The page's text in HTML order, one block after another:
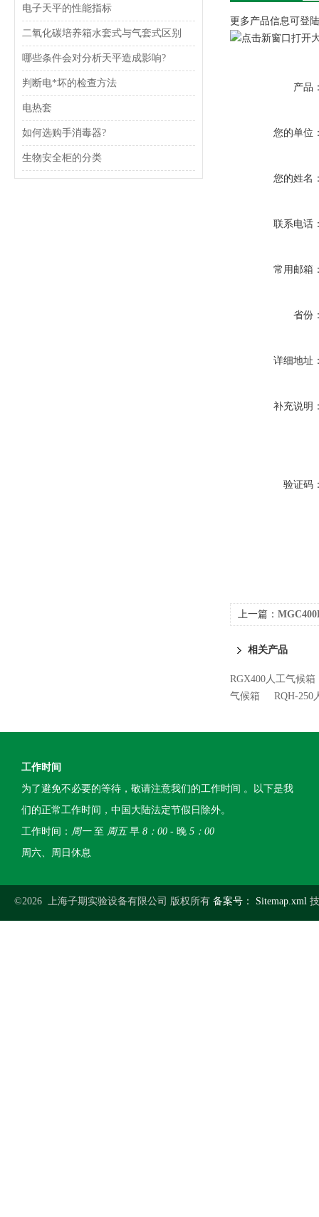
电子天平的性能指标
二氧化碳培养箱水套式与气套式区别
哪些条件会对分析天平造成影响?
判断电*坏的检查方法
电热套
如何选购手消毒器?
生物安全柜的分类
更多产品信息可登
产品
您的单位
您的姓名
联系电话
常用邮箱
省份
详细地址
补充说明
验证码
上一篇：
相关产品
RGX400人工气候箱
气候箱
RQH-250
工作时间
为了避免不必要的等待，敬请注意我们的工作时间 。以下是我
们的正常工作时间，中国大陆法定节假日除外。
工作时间： 周一至 周五早 8：00 - 晚 5：00
周六、周日休息
©2026 上海子期实验设备有限公司 版权所有 备案号： Sitemap.xml